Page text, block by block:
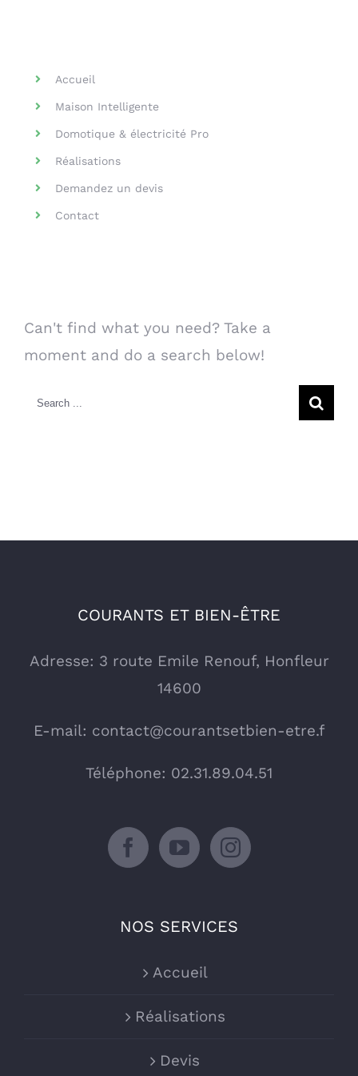
Accueil
Maison Intelligente
Domotique & électricité Pro
Réalisations
Demandez un devis
Contact
Can't find what you need? Take a
moment and do a search below!
Search
COURANTS ET BIEN-ÊTRE
Adresse: 3 route Emile Renouf, Honfleur
14600
E-mail: contact@courantsetbien-etre.f
Téléphone: 02.31.89.04.51
NOS SERVICES
Accueil
Réalisations
Devis